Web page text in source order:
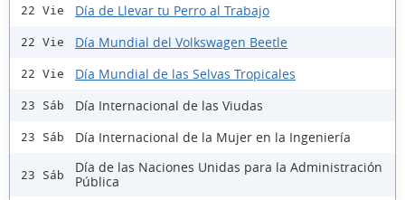
22 Vie Día de Llevar tu Perro al Trabajo
22 Vie Día Mundial del Volkswagen Beetle
22 Vie Día Mundial de las Selvas Tropicales
23 Sáb Día Internacional de las Viudas
23 Sáb Día Internacional de la Mujer en la Ingeniería
23 Sáb
Día de las Naciones Unidas para la Administración
Pública